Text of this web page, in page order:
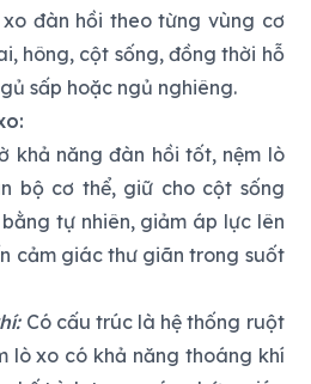
xo đàn hồi theo từng vùng cơ
hông, cột sống, đồng thời hỗ
sấp hoặc ngủ nghiêng.
khả năng đàn hồi tốt, nệm lò
bộ cơ thể, giữ cho cột sống
tự nhiên, giảm áp lực lên
cảm giác thư giãn trong suốt
Có cấu trúc là hệ thống ruột
lò xo có khả năng thoáng khí